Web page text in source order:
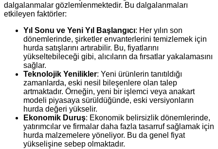
dalgalanmalar gözlemlenmektedir. Bu dalgalanmaları
etkileyen faktörler:
Yıl Sonu ve Yeni Yıl Başlangıcı: Her yılın son
dönemlerinde, şirketler envanterlerini temizlemek için
hurda satışlarını artırabilir. Bu, fiyatlarını
yükseltebileceği gibi, alıcıların da fırsatlar yakalamasını
sağlar.
Teknolojik Yenilikler: Yeni ürünlerin tanıtıldığı
zamanlarda, eski nesil bileşenlere olan talep
artmaktadır. Örneğin, yeni bir işlemci veya anakart
modeli piyasaya sürüldüğünde, eski versiyonların
hurda değeri yükselir.
Ekonomik Duruş: Ekonomik belirsizlik dönemlerinde,
yatırımcılar ve firmalar daha fazla tasarruf sağlamak için
hurda malzemelere yöneliyor. Bu da genel fiyat
yükselişine sebep olmaktadır.